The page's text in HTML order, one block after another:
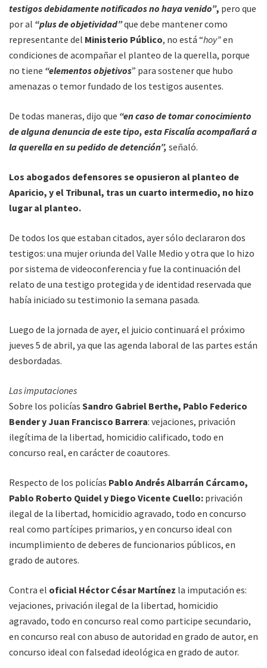
testigos debidamente notificados no haya venido”, pero que
por al “plus de objetividad”que debe mantener como
representante del Ministerio Público, no está “hoy”en
condiciones de acompañar el planteo de la querella, porque
no tiene “elementos objetivos” para sostener que hubo
amenazas o temor fundado de los testigos ausentes.
De todas maneras, dijo que “en caso de tomar conocimiento
de alguna denuncia de este tipo, esta Fiscalía acompañará a
la querella en su pedido de detención”, señaló.
Los abogados defensores se opusieron al planteo de
Aparicio, y el Tribunal, tras un cuarto intermedio, no hizo
lugar al planteo.
De todos los que estaban citados, ayer sólo declararon dos
testigos: una mujer oriunda del Valle Medio y otra que lo hizo
por sistema de videoconferencia y fue la continuación del
relato de una testigo protegida y de identidad reservada que
había iniciado su testimonio la semana pasada.
Luego de la jornada de ayer, el juicio continuará el próximo
jueves 5 de abril, ya que las agenda laboral de las partes están
desbordadas.
Las imputaciones
Sobre los policías Sandro Gabriel Berthe, Pablo Federico
Bender y Juan Francisco Barrera: vejaciones, privación
ilegítima de la libertad, homicidio calificado, todo en
concurso real, en carácter de coautores.
Respecto de los policías Pablo Andrés Albarrán Cárcamo,
Pablo Roberto Quidel y Diego Vicente Cuello: privación
ilegal de la libertad, homicidio agravado, todo en concurso
real como partícipes primarios, y en concurso ideal con
incumplimiento de deberes de funcionarios públicos, en
grado de autores.
Contra el oficial Héctor César Martínez la imputación es:
vejaciones, privación ilegal de la libertad, homicidio
agravado, todo en concurso real como participe secundario,
en concurso real con abuso de autoridad en grado de autor, en
concurso ideal con falsedad ideológica en grado de autor.